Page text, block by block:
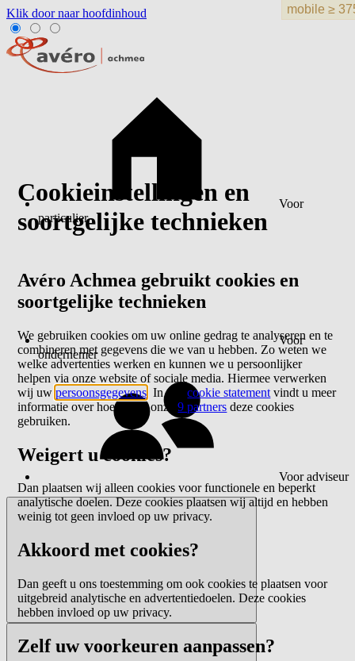
Klik door naar hoofdinhoud
Voor
particulier
Voor
ondernemer
Voor adviseur
Cookieinstellingen en
soortgelijke technieken
Avéro Achmea gebruikt cookies en
soortgelijke technieken
We gebruiken cookies om uw online gedrag te analyseren en te
combineren met gegevens die we van u hebben. Zo weten we
welke advertenties werken en kunnen we u persoonlijker
helpen via onze website of sociale media. Hiermee verwerken
wij uwpersoonsgegevens . In onscookie statement vindt u meer
informatie over hoe wij of onze9 partners deze cookies
gebruiken.
Weigert u cookies?
Dan plaatsen wij alleen cookies voor functionele en beperkt
analytische doelen. Deze cookies plaatsen wij altijd en hebben
weinig tot geen invloed op uw privacy.
Akkoord met cookies?
Dan geeft u ons toestemming om ook cookies te plaatsen voor
uitgebreid analytische en advertentiedoelen. Deze cookies
hebben invloed op uw privacy.
Zelf uw voorkeuren aanpassen?